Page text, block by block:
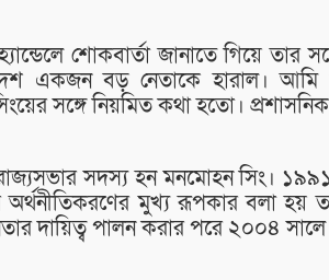
শোকবার্তা জানাতে গিয়ে তার
একজন বড় নেতাকে হারাল। আমি
সঙ্গে নিয়মিত কথা হতো।
সদস্য হন মনমোহন সিং।
অর্থনীতিকরণের মুখ্য রূপকার বলা
দায়িত্ব পালন করার পরে ২০০৪ সালে